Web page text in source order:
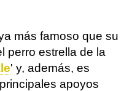
más famoso que su
perro estrella de la
' y, además, es
apoyos